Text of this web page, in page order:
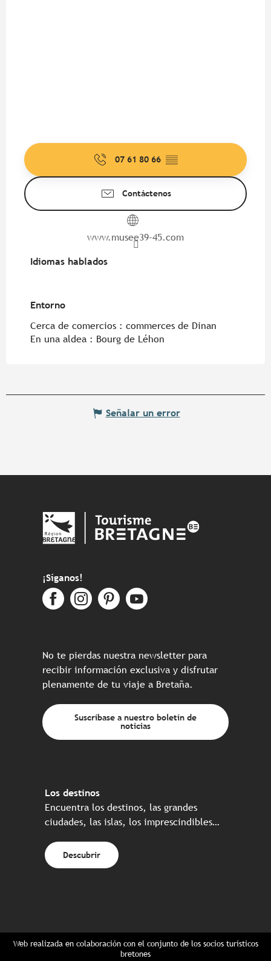
07 61 80 66 ▒▒
Contáctenos
www.musee39-45.com
Idiomas hablados
Idiomas hablados
Entorno
Entorno
Cerca de comercios : commerces de Dinan
En una aldea : Bourg de Léhon
Señalar un error
¡Síganos!
No te pierdas nuestra newsletter para
recibir información exclusiva y disfrutar
plenamente de tu viaje a Bretaña.
Suscríbase a nuestro boletín de
noticias
Los destinos
Encuentra los destinos, las grandes
ciudades, las islas, los imprescindibles…
Descubrir
Web realizada en colaboración con el conjunto de los socios turísticos
bretones